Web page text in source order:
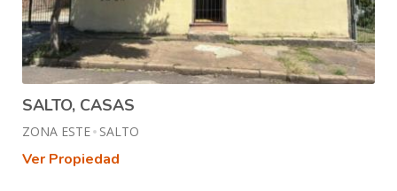
SALTO, CASAS
ZONA ESTE SALTO
Ver Propiedad